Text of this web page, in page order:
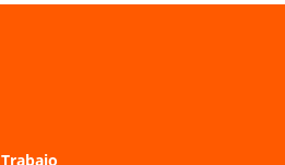
Trabajo